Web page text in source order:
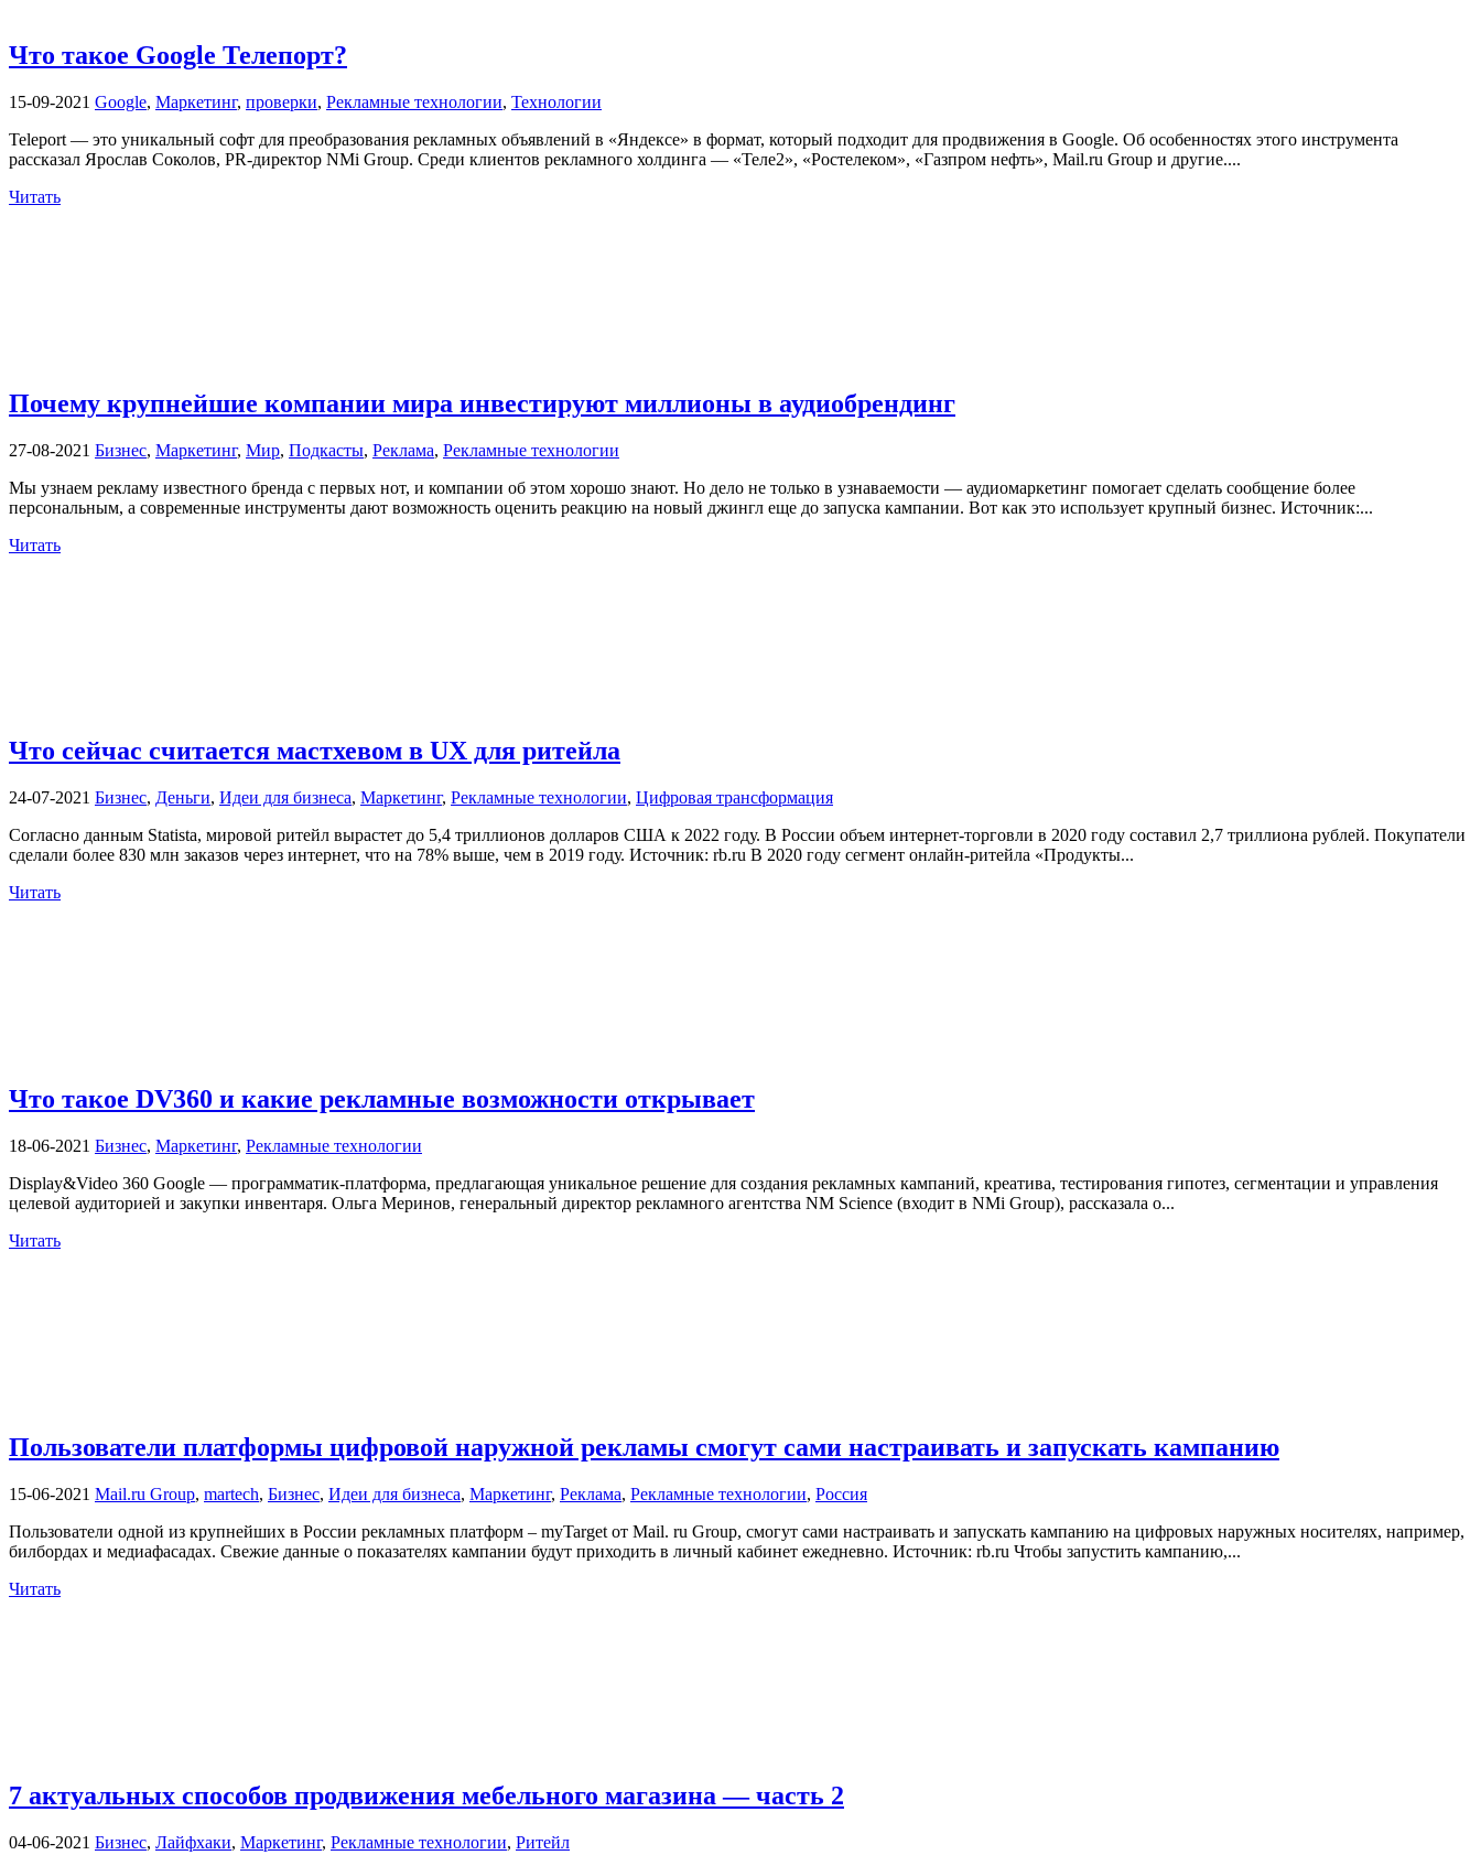
Что такое Google Телепорт?
15-09-2021 Google, Маркетинг, проверки, Рекламные технологии, Технологии
Teleport — это уникальный софт для преобразования рекламных объявлений в «Яндексе» в формат, который подходит для продвижения в Google. Об особенностях этого инструмента
рассказал Ярослав Соколов, PR-директор NMi Group. Среди клиентов рекламного холдинга — «Теле2», «Ростелеком», «Газпром нефть», Mail.ru Group и другие....
Читать
Почему крупнейшие компании мира инвестируют миллионы в аудиобрендинг
27-08-2021 Бизнес, Маркетинг, Мир, Подкасты, Реклама, Рекламные технологии
Мы узнаем рекламу известного бренда с первых нот, и компании об этом хорошо знают. Но дело не только в узнаваемости — аудиомаркетинг помогает сделать сообщение более
персональным, а современные инструменты дают возможность оценить реакцию на новый джингл еще до запуска кампании. Вот как это использует крупный бизнес. Источник:...
Читать
Что сейчас считается мастхевом в UX для ритейла
24-07-2021 Бизнес, Деньги, Идеи для бизнеса, Маркетинг, Рекламные технологии, Цифровая трансформация
Согласно данным Statista, мировой ритейл вырастет до 5,4 триллионов долларов США к 2022 году. В России объем интернет-торговли в 2020 году составил 2,7 триллиона рублей. Покупатели
сделали более 830 млн заказов через интернет, что на 78% выше, чем в 2019 году. Источник: rb.ru В 2020 году сегмент онлайн-ритейла «Продукты...
Читать
Что такое DV360 и какие рекламные возможности открывает
18-06-2021 Бизнес, Маркетинг, Рекламные технологии
Display&Video 360 Google — программатик-платформа, предлагающая уникальное решение для создания рекламных кампаний, креатива, тестирования гипотез, сегментации и управления
целевой аудиторией и закупки инвентаря. Ольга Меринов, генеральный директор рекламного агентства NM Science (входит в NMi Group), рассказала о...
Читать
Пользователи платформы цифровой наружной рекламы смогут сами настраивать и запускать кампанию
15-06-2021 Mail.ru Group, martech, Бизнес, Идеи для бизнеса, Маркетинг, Реклама, Рекламные технологии, Россия
Пользователи одной из крупнейших в России рекламных платформ – myTarget от Mail. ru Group, смогут сами настраивать и запускать кампанию на цифровых наружных носителях, например,
билбордах и медиафасадах. Свежие данные о показателях кампании будут приходить в личный кабинет ежедневно. Источник: rb.ru Чтобы запустить кампанию,...
Читать
7 актуальных способов продвижения мебельного магазина — часть 2
04-06-2021 Бизнес, Лайфхаки, Маркетинг, Рекламные технологии, Ритейл